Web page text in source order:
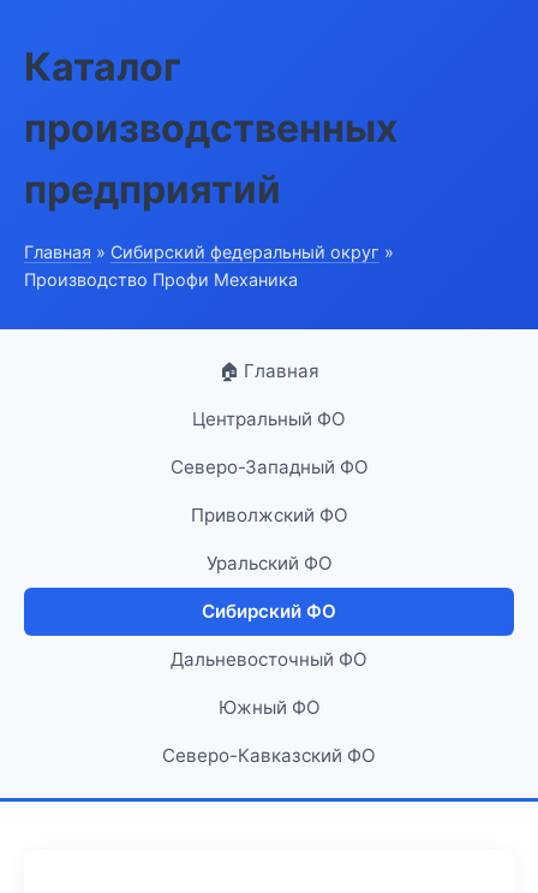
Каталог
производственных
предприятий
Главная » Сибирский федеральный округ »
Производство Профи Механика
🏠 Главная
Центральный ФО
Северо-Западный ФО
Приволжский ФО
Уральский ФО
Сибирский ФО
Дальневосточный ФО
Южный ФО
Северо-Кавказский ФО